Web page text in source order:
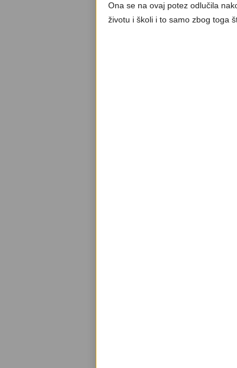
Ona se na ovaj potez odlučila
životu i školi i to samo zbog toga